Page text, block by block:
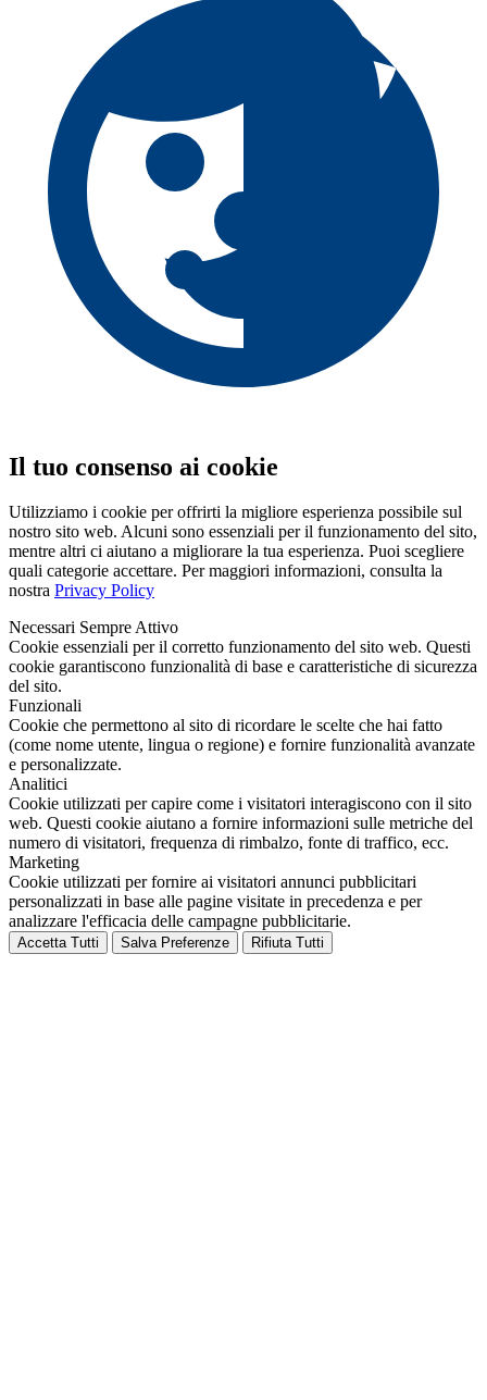
Il tuo consenso ai cookie
Utilizziamo i cookie per offrirti la migliore esperienza possibile sul
nostro sito web. Alcuni sono essenziali per il funzionamento del sito,
mentre altri ci aiutano a migliorare la tua esperienza. Puoi scegliere
quali categorie accettare. Per maggiori informazioni, consulta la
nostra Privacy Policy
Necessari Sempre Attivo
Cookie essenziali per il corretto funzionamento del sito web. Questi
cookie garantiscono funzionalità di base e caratteristiche di sicurezza
del sito.
Funzionali
Cookie che permettono al sito di ricordare le scelte che hai fatto
(come nome utente, lingua o regione) e fornire funzionalità avanzate
e personalizzate.
Analitici
Cookie utilizzati per capire come i visitatori interagiscono con il sito
web. Questi cookie aiutano a fornire informazioni sulle metriche del
numero di visitatori, frequenza di rimbalzo, fonte di traffico, ecc.
Marketing
Cookie utilizzati per fornire ai visitatori annunci pubblicitari
personalizzati in base alle pagine visitate in precedenza e per
analizzare l'efficacia delle campagne pubblicitarie.
Accetta Tutti Salva Preferenze Rifiuta Tutti